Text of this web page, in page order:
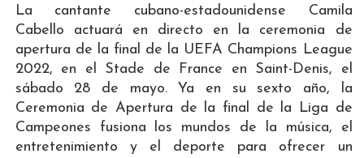
La cantante cubano-estadounidense Camila
Cabello actuará en directo en la ceremonia de
apertura de la final de la UEFA Champions League
2022, en el Stade de France en Saint-Denis, el
sábado 28 de mayo. Ya en su sexto año, la
Ceremonia de Apertura de la final de la Liga de
Campeones fusiona los mundos de la música, el
entretenimiento y el deporte para ofrecer un